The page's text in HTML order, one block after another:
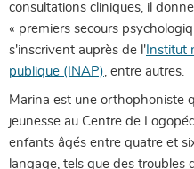
consultations cliniques, il
« premiers secours
s'inscrivent auprès de l'Institut
publique (INAP), entre autres.
Marina est une orthophoniste
jeunesse au Centre de
enfants âgés entre quatre et
langage, tels que des troubles